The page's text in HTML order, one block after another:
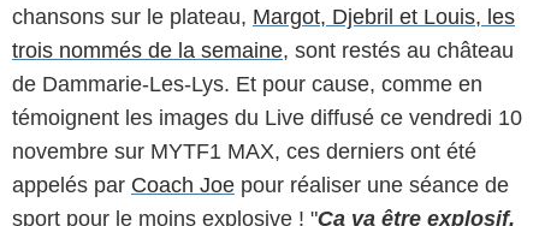
chansons sur le plateau, Margot, Djebril et Louis, les
trois nommés de la semaine, sont restés au château
de Dammarie-Les-Lys. Et pour cause, comme en
témoignent les images du Live diffusé ce vendredi 10
novembre sur MYTF1 MAX, ces derniers ont été
appelés par Coach Joe pour réaliser une séance de
sport pour le moins explosive ! "Ça va être explosif,